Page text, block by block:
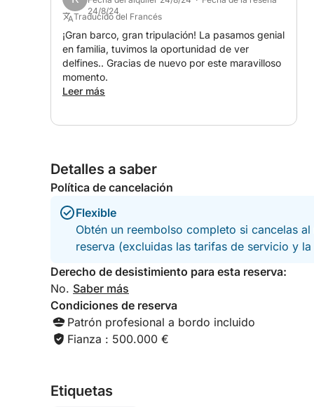
24/8/24
Traducido del Francés
¡Gran barco, gran tripulación! La pasamos genial
en familia, tuvimos la oportunidad de ver
delfines.. Gracias de nuevo por este maravilloso
momento.
Leer más
Detalles a saber
Política de cancelación
Flexible
Obtén un reembolso completo si cancelas
reserva (excluidas las tarifas de servicio y
Derecho de desistimiento para esta reserva:
No. Saber más
Condiciones de reserva
Patrón profesional a bordo incluido
Fianza : 500.000 €
Etiquetas